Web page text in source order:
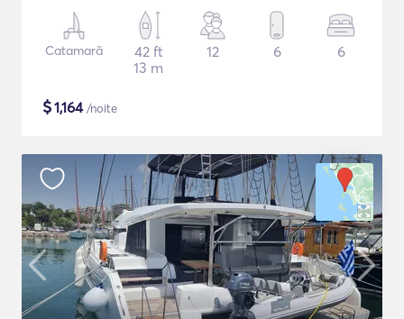
Catamarã
42 ft
13 m
12 6 6
$1,164/noite